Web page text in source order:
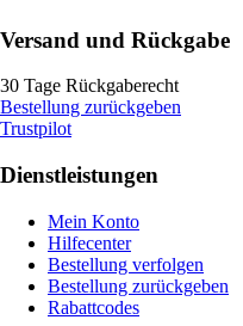
Versand und Rückgabe
30 Tage Rückgaberecht
Bestellung zurückgeben
Trustpilot
Dienstleistungen
Mein Konto
Hilfecenter
Bestellung verfolgen
Bestellung zurückgeben
Rabattcodes